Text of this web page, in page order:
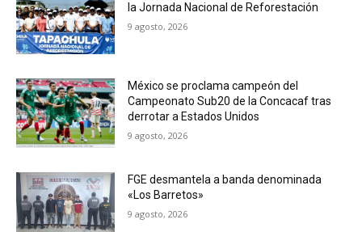
la Jornada Nacional de Reforestación
9 agosto, 2026
México se proclama campeón del
Campeonato Sub20 de la Concacaf tras
derrotar a Estados Unidos
9 agosto, 2026
FGE desmantela a banda denominada
«Los Barretos»
9 agosto, 2026